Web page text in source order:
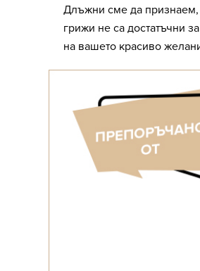
Длъжни сме да признаем,
грижи не са достатъчни
на вашето красиво